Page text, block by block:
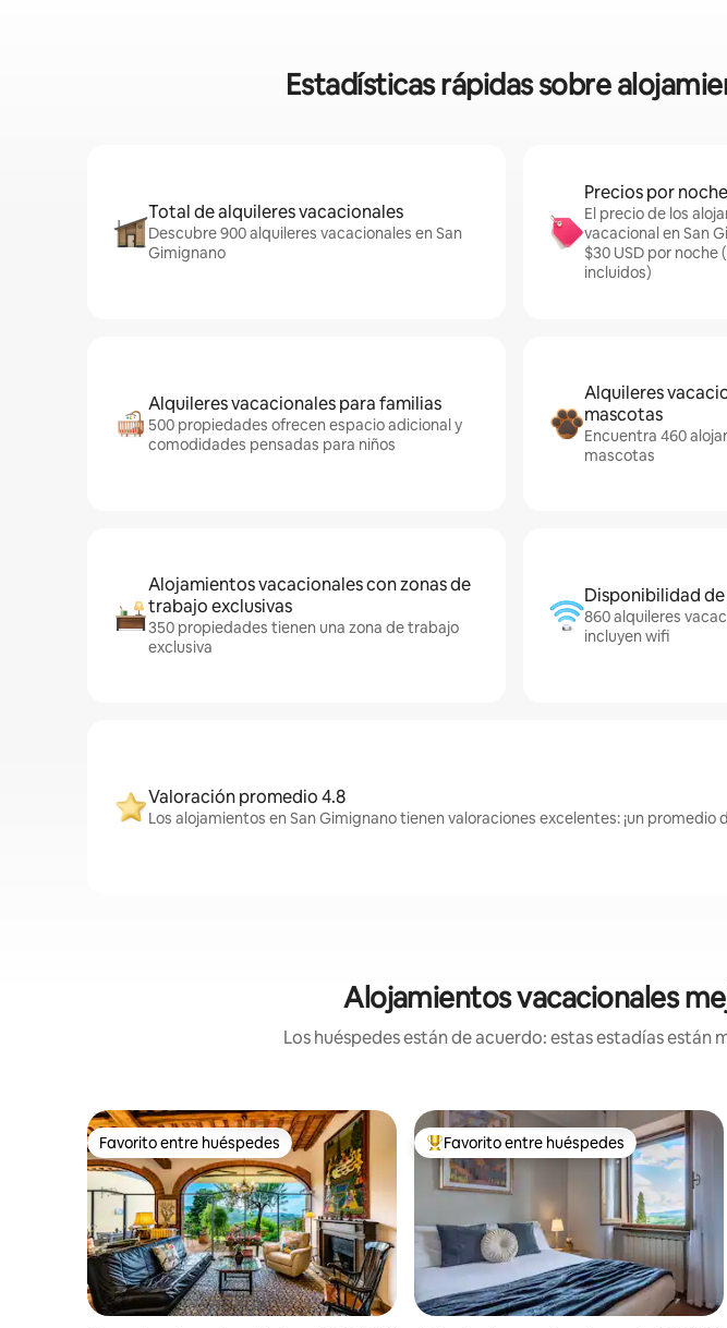
Estadísticas rápidas sobre
Total de alquileres vacacionales
Descubre 900 alquileres vacacionales en San
Gimignano
Precios por
El precio de los
vacacional en San
$30 USD por
incluidos)
Alquileres vacacionales para familias
500 propiedades ofrecen espacio adicional y
comodidades pensadas para niños
Alquileres
mascotas
Encuentra 460
mascotas
Alojamientos vacacionales con zonas de
trabajo exclusivas
350 propiedades tienen una zona de trabajo
exclusiva
Disponibilidad
860 alquileres
incluyen wifi
Valoración promedio 4.8
Los alojamientos en San Gimignano tienen valoraciones excelentes: ¡un promedio
Alojamientos vacacionales
Los huéspedes están de acuerdo: estas estadías
Favorito entre huéspedes
Favorito entre huéspedes Favorito entre huéspedes preferido
Favorito entre huéspedes